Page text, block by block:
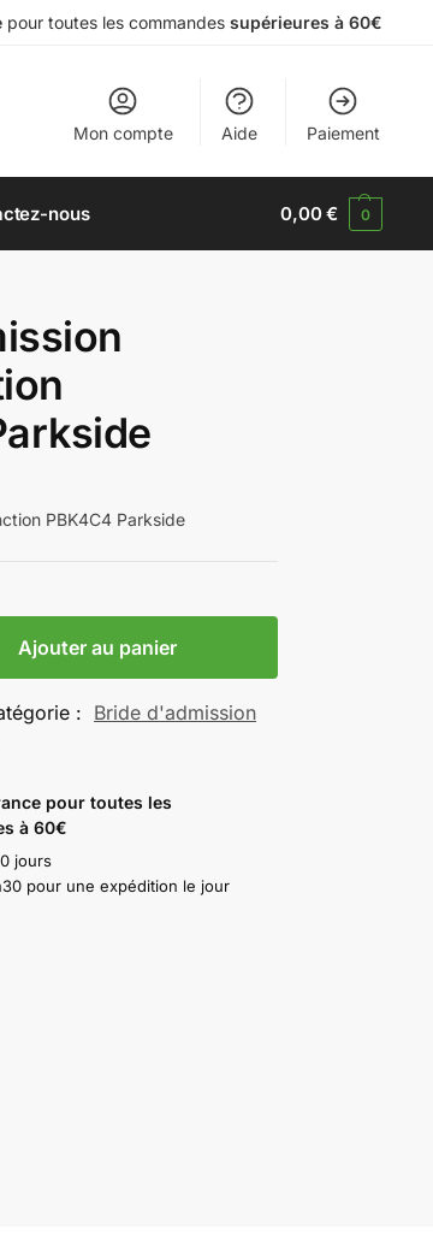
pour toutes les commandessupérieures à 60€
Mon compte Aide Paiement
nous 0,00€ 0
PBK4C4 Parkside
Ajouter au panier
: Bride d'admission
pour toutes les
à 60€
jours
pour une expédition le jour